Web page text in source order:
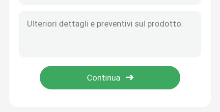
vetro in alluminio
Finestra di Berlino
Finestra di Berlino